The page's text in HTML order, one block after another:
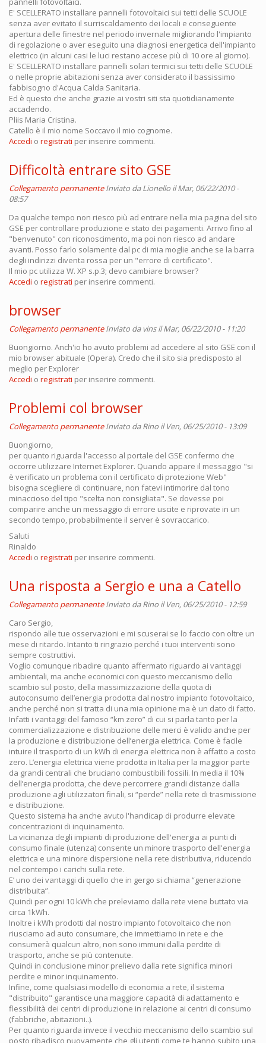
E' SCELLERATO installare pannelli fotovoltaici sui tetti delle SCUOLE
senza aver evitato il surriscaldamento dei locali e conseguente
apertura delle finestre nel periodo invernale migliorando l'impianto
di regolazione o aver eseguito una diagnosi energetica dell'impianto
elettrico (in alcuni casi le luci restano accese più di 10 ore al giorno).
E' SCELLERATO installare pannelli solari termici sui tetti delle SCUOLE
o nelle proprie abitazioni senza aver considerato il bassissimo
fabbisogno d'Acqua Calda Sanitaria.
Ed è questo che anche grazie ai vostri siti sta quotidianamente
accadendo.
Pliis Maria Cristina.
Catello è il mio nome Soccavo il mio cognome.
Accedi o registrati per inserire commenti.
Difficoltà entrare sito GSE
Collegamento permanente Inviato daLionello il Mar, 06/22/2010 -
08:57
Da qualche tempo non riesco più ad entrare nella mia pagina del sito
GSE per controllare produzione e stato dei pagamenti. Arrivo fino al
"benvenuto" con riconoscimento, ma poi non riesco ad andare
avanti. Posso farlo solamente dal pc di mia moglie anche se la barra
degli indirizzi diventa rossa per un "errore di certificato".
Il mio pc utilizza W. XP s.p.3; devo cambiare browser?
Accedi o registrati per inserire commenti.
browser
Collegamento permanente Inviato davinsil Mar, 06/22/2010 - 11:20
Buongiorno. Anch'io ho avuto problemi ad accedere al sito GSE con il
mio browser abituale (Opera). Credo che il sito sia predisposto al
meglio per Explorer
Accedi o registrati per inserire commenti.
Problemi col browser
Collegamento permanente Inviato daRino il Ven, 06/25/2010 - 13:09
Buongiorno,
per quanto riguarda l'accesso al portale del GSE confermo che
occorre utilizzare Internet Explorer. Quando appare il messaggio "si
è verificato un problema con il certificato di protezione Web"
bisogna scegliere di continuare, non fatevi intimorire dal tono
minaccioso del tipo "scelta non consigliata". Se dovesse poi
comparire anche un messaggio di errore uscite e riprovate in un
secondo tempo, probabilmente il server è sovraccarico.
Saluti
Rinaldo
Accedi o registrati per inserire commenti.
Una risposta a Sergio e una a Catello
Collegamento permanente Inviato daRino il Ven, 06/25/2010 - 12:59
Caro Sergio,
rispondo alle tue osservazioni e mi scuserai se lo faccio con oltre un
mese di ritardo. Intanto ti ringrazio perché i tuoi interventi sono
sempre costruttivi.
Voglio comunque ribadire quanto affermato riguardo ai vantaggi
ambientali, ma anche economici con questo meccanismo dello
scambio sul posto, della massimizzazione della quota di
autoconsumo dell’energia prodotta dal nostro impianto fotovoltaico,
anche perché non si tratta di una mia opinione ma è un dato di fatto.
Infatti i vantaggi del famoso “km zero” di cui si parla tanto per la
commercializzazione e distribuzione delle merci è valido anche per
la produzione e distribuzione dell’energia elettrica. Come è facile
intuire il trasporto di un kWh di energia elettrica non è affatto a costo
zero. L’energia elettrica viene prodotta in Italia per la maggior parte
da grandi centrali che bruciano combustibili fossili. In media il 10%
dell’energia prodotta, che deve percorrere grandi distanze dalla
produzione agli utilizzatori finali, si “perde” nella rete di trasmissione
e distribuzione.
Questo sistema ha anche avuto l'handicap di produrre elevate
concentrazioni di inquinamento.
La vicinanza degli impianti di produzione dell'energia ai punti di
consumo finale (utenza) consente un minore trasporto dell'energia
elettrica e una minore dispersione nella rete distributiva, riducendo
nel contempo i carichi sulla rete.
E’ uno dei vantaggi di quello che in gergo si chiama “generazione
distribuita”.
Quindi per ogni 10 kWh che preleviamo dalla rete viene buttato via
circa 1kWh.
Inoltre i kWh prodotti dal nostro impianto fotovoltaico che non
riusciamo ad auto consumare, che immettiamo in rete e che
consumerà qualcun altro, non sono immuni dalla perdite di
trasporto, anche se più contenute.
Quindi in conclusione minor prelievo dalla rete significa minori
perdite e minor inquinamento.
Infine, come qualsiasi modello di economia a rete, il sistema
"distribuito" garantisce una maggiore capacità di adattamento e
flessibilità dei centri di produzione in relazione ai centri di consumo
(fabbriche, abitazioni..).
Per quanto riguarda invece il vecchio meccanismo dello scambio sul
posto ribadisco nuovamente che gli utenti come te hanno subito una